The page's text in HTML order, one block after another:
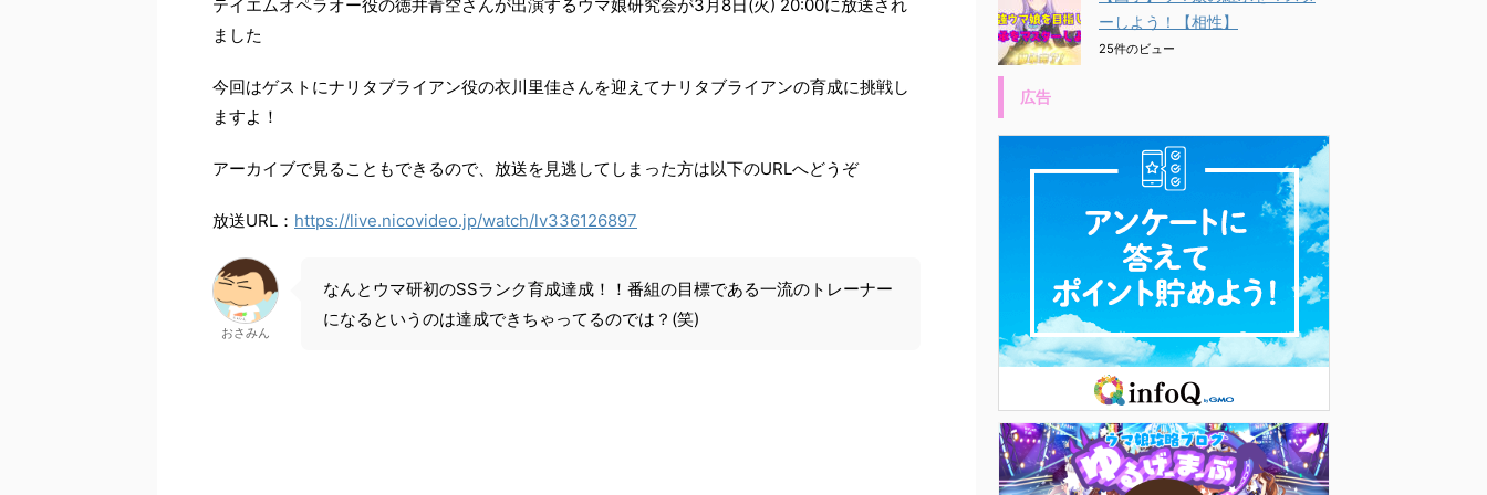
テイエムオペラオー役の徳井青空さんが出演するウマ娘研究会が3月8日(火) 20:00に放送され
ました
今回はゲストにナリタブライアン役の衣川里佳さんを迎えてナリタブライアンの育成に挑戦し
ますよ！
アーカイブで見ることもできるので、放送を見逃してしまった方は以下のURLへどうぞ
放送URL： https://live.nicovideo.jp/watch/lv336126897
おさみん
なんとウマ研初のSSランク育成達成！！番組の目標である一流のトレーナー
になるというのは達成できちゃってるのでは？(笑)
ーしよう！【相性】
25件のビュー
広告